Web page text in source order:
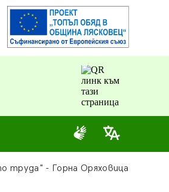
труда" - Горна Оряховица